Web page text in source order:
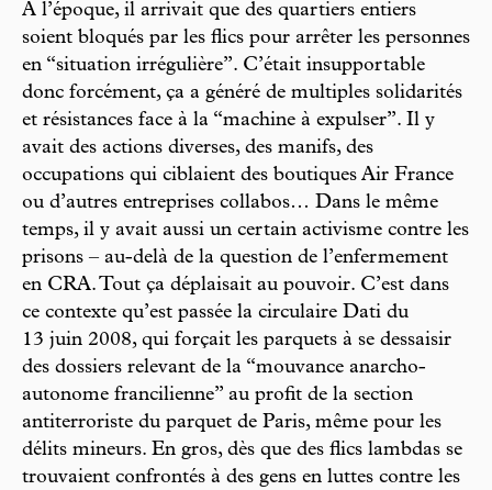
À l’époque, il arrivait que des quartiers entiers
soient bloqués par les flics pour arrêter les personnes
en “situation irrégulière”. C’était insupportable
donc forcément, ça a généré de multiples solidarités
et résistances face à la “machine à expulser”. Il y
avait des actions diverses, des manifs, des
occupations qui ciblaient des boutiques Air France
ou d’autres entreprises collabos… Dans le même
temps, il y avait aussi un certain activisme contre les
prisons – au-delà de la question de l’enfermement
en CRA. Tout ça déplaisait au pouvoir. C’est dans
ce contexte qu’est passée la circulaire Dati du
13 juin 2008, qui forçait les parquets à se dessaisir
des dossiers relevant de la “mouvance anarcho-
autonome francilienne” au profit de la section
antiterroriste du parquet de Paris, même pour les
délits mineurs. En gros, dès que des flics lambdas se
trouvaient confrontés à des gens en luttes contre les